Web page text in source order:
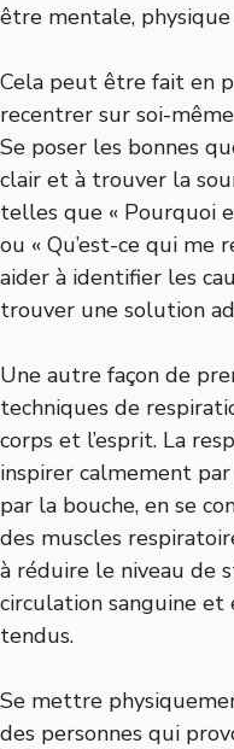
être mentale,
Cela peut être fait en
recentrer sur soi-
Se poser les bonnes
clair et à trouver la
telles que « Pourquoi
ou « Qu’est-ce qui me
aider à identifier les
trouver une solution
Une autre façon de
techniques de
corps et l’esprit. La
inspirer calmement
par la bouche, en se
des muscles
à réduire le niveau de
circulation sanguine et
tendus.
Se mettre
des personnes qui